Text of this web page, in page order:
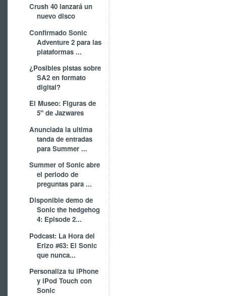
Crush 40 lanzará un
nuevo disco
Confirmado Sonic
Adventure 2 para las
plataformas ...
¿Posibles pistas sobre
SA2 en formato
digital?
El Museo: Figuras de
5" de Jazwares
Anunciada la ultima
tanda de entradas
para Summer ...
Summer of Sonic abre
el periodo de
preguntas para ...
Disponible demo de
Sonic the hedgehog
4: Episode 2...
Podcast: La Hora del
Erizo #63: El Sonic
que nunca...
Personaliza tu iPhone
y iPod Touch con
Sonic